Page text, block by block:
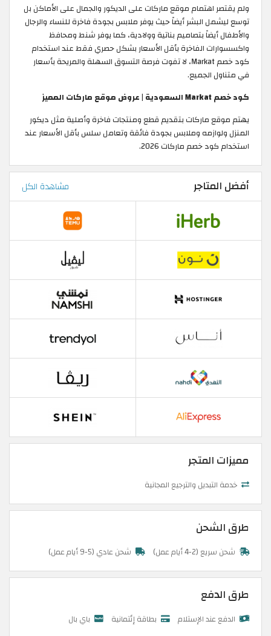
ولم يقتصر اهتمام موقع ماركات على الديكور والجمال على الأماكن بل
توسع ليشمل البشر أيضاً حيث يوفر ملابس بجودة فاخرة للنساء والرجال
والأطفال أيضاً بتصاميم بناتية وولادية، كما يوفر شنط ومحافظ
واكسسوارات الفاخرة بأقل الأسعار بشكل حصري فقط عند استخدام
كود خصم Markat، لا تفوت فرصة التسوق السهلة والمريحة بأسعار
في متناول الجميع.
كود خصم Markat السعودية | عروض موقع ماركات المميز
يهتم موقع ماركات بتقديم قطع ومنتجات فاخرة وأصلية مثل ديكور
المنزل ولوازمه وملابس بجودة فائقة وتعامل سلس بأقل الأسعار عند
استخدام كود خصم ماركات 2026.
أفضل المتاجر مشاهدة الكل
مميزات المتجر
خدمة التبديل والترجيع المجانية
طرق الشحن
شحن سريع (2-4 أيام عمل) شحن عادي (5-9 أيام عمل)
طرق الدفع
الدفع عند الإستلام بطاقة إئتمانية باي بال